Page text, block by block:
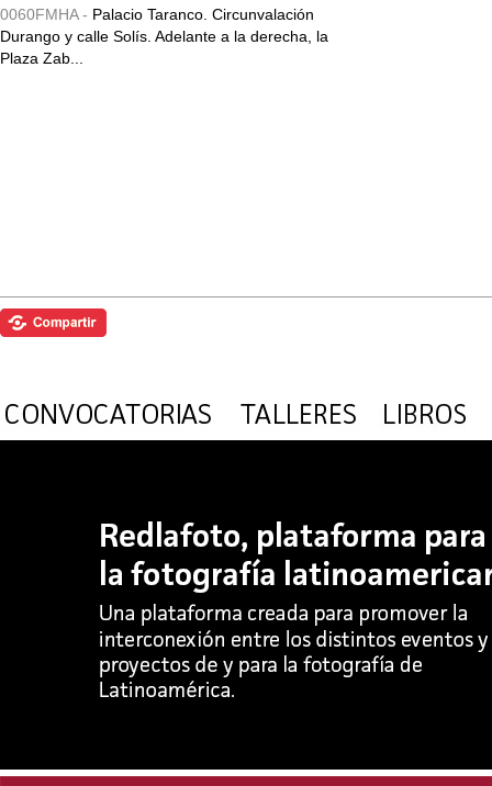
0060FMHA - Palacio Taranco. Circunvalación
Durango y calle Solís. Adelante a la derecha, la
Plaza Zab...